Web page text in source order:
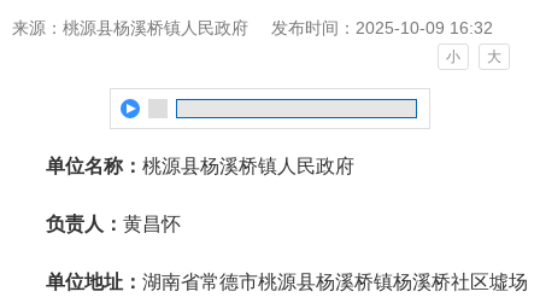
来源：桃源县杨溪桥镇人民政府 发布时间：2025-10-09 16:32
小 大
单位名称： 桃源县杨溪桥镇人民政府
负责人： 黄昌怀
单位地址： 湖南省常德市桃源县杨溪桥镇杨溪桥社区墟场